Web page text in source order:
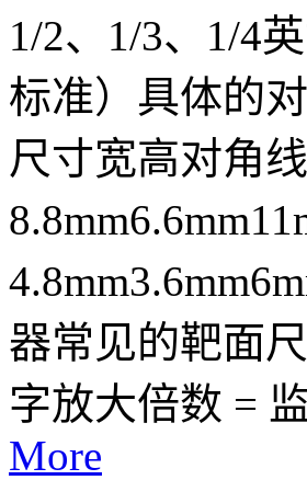
1/2、1/3、1/4
标准）具体的
尺寸宽高对角
器常见的靶面
字放大倍数 =
More